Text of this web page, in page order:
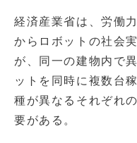
経済産業省は、労働
からロボットの社会
が、同一の建物内で
ットを同時に複数台
種が異なるそれぞれ
要がある。